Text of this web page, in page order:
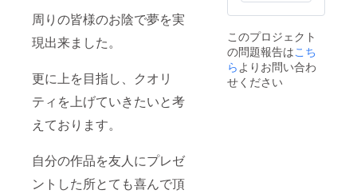
周りの皆様のお陰で夢を実
現出来ました。
更に上を目指し、クオリ
ティを上げていきたいと考
えております。
自分の作品を友人にプレゼ
ントした所とても喜んで頂
このプロジェクト
の問題報告はこち
ら よりお問い合わ
せください